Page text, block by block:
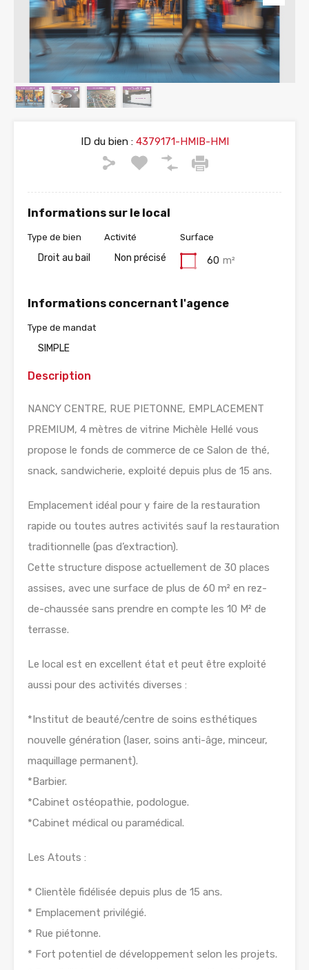
ID du bien :4379171-HMIB-HMI
Informations sur le local
Type de bien
Droit au bail
Activité
Non précisé
Surface
60 m²
Informations concernant l'agence
Type de mandat
SIMPLE
Description
NANCY CENTRE, RUE PIETONNE, EMPLACEMENT
PREMIUM, 4 mètres de vitrine Michèle Hellé vous
propose le fonds de commerce de ce Salon de thé,
snack, sandwicherie, exploité depuis plus de 15 ans.
Emplacement idéal pour y faire de la restauration
rapide ou toutes autres activités sauf la restauration
traditionnelle (pas d’extraction).
Cette structure dispose actuellement de 30 places
assises, avec une surface de plus de 60 m² en rez-
de-chaussée sans prendre en compte les 10 M² de
terrasse.
Le local est en excellent état et peut être exploité
aussi pour des activités diverses :
*Institut de beauté/centre de soins esthétiques
nouvelle génération (laser, soins anti-âge, minceur,
maquillage permanent).
*Barbier.
*Cabinet ostéopathie, podologue.
*Cabinet médical ou paramédical.
Les Atouts :
* Clientèle fidélisée depuis plus de 15 ans.
* Emplacement privilégié.
* Rue piétonne.
* Fort potentiel de développement selon les projets.